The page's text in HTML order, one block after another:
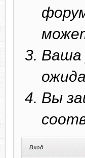
Ваша
Вы
Вход